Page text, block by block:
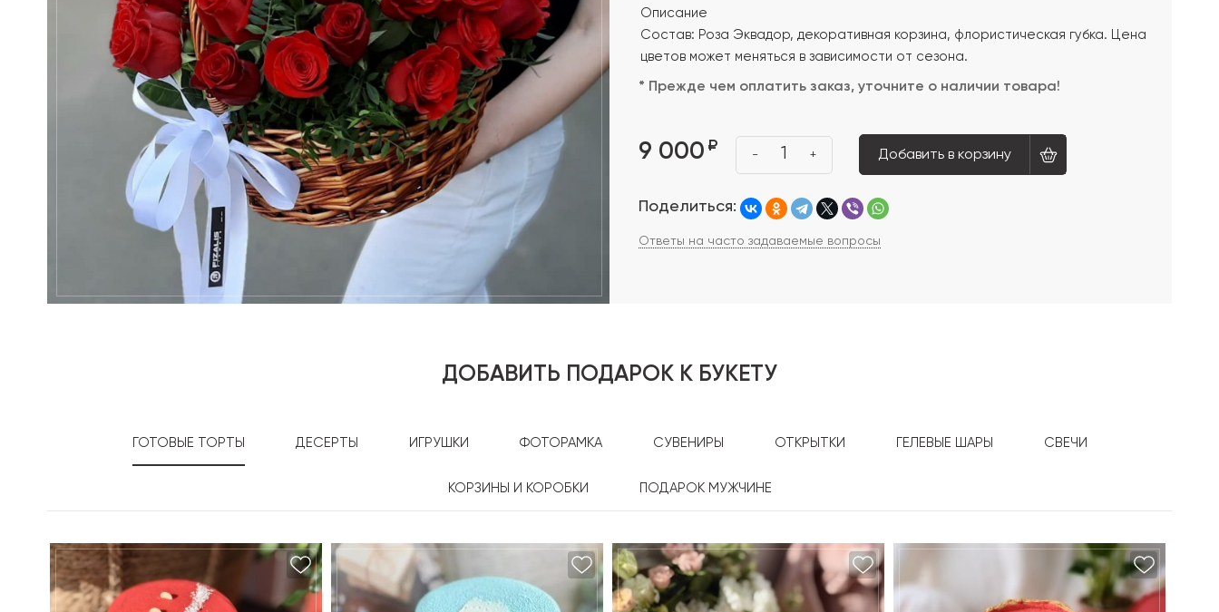
Описание
Состав: Роза Эквадор, декоративная корзина, флористическая губка. Цена
цветов может меняться в зависимости от сезона.
* Прежде чем оплатить заказ, уточните о наличии товара!
9 000 ₽
- 1 + Добавить в корзину
Поделиться:
Ответы на часто задаваемые вопросы
ДОБАВИТЬ ПОДАРОК К БУКЕТУ
ГОТОВЫЕ ТОРТЫ ДЕСЕРТЫ ИГРУШКИ ФОТОРАМКА СУВЕНИРЫ ОТКРЫТКИ ГЕЛЕВЫЕ ШАРЫ СВЕЧИ
КОРЗИНЫ И КОРОБКИ ПОДАРОК МУЖЧИНЕ